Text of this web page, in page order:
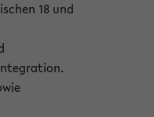
18 und